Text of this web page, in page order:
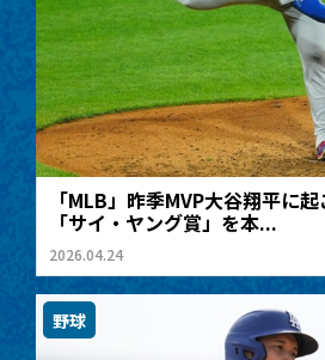
「MLB」昨季MVP大谷翔平に起
「サイ・ヤング賞」を本...
2026.04.24
野球